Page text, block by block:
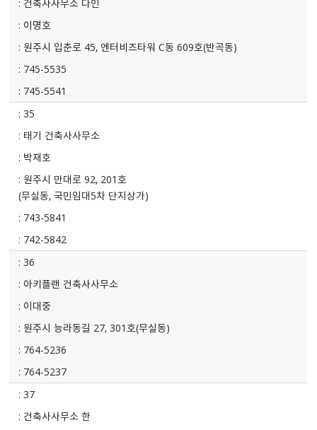
건축사사무소 다인
이명호
원주시 입춘로 45, 엔터비즈타워 C동 609호(반곡동)
745-5535
745-5541
35
태기 건축사사무소
박재호
원주시 만대로 92, 201호
(무실동, 국민임대5차 단지상가)
743-5841
742-5842
36
아키플랜 건축사사무소
이대중
원주시 능라동길 27, 301호(무실동)
764-5236
764-5237
37
건축사사무소 한